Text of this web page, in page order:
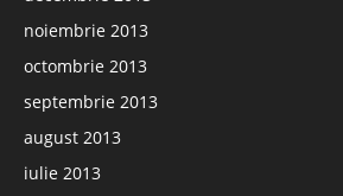
noiembrie 2013
octombrie 2013
septembrie 2013
august 2013
iulie 2013